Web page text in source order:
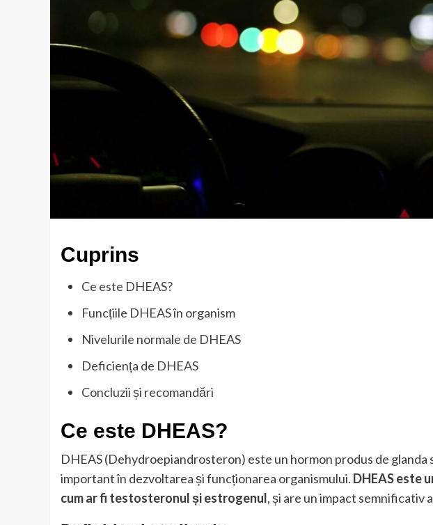
Cuprins
Ce este DHEAS?
Funcțiile DHEAS în organism
Nivelurile normale de DHEAS
Deficiența de DHEAS
Concluzii și recomandări
Ce este DHEAS?
DHEAS (Dehydroepiandrosteron) este un hormon produs de glanda
important în dezvoltarea și funcționarea organismului. DHEAS este
cum ar fi testosteronul și estrogenul, și are un impact semnificativ